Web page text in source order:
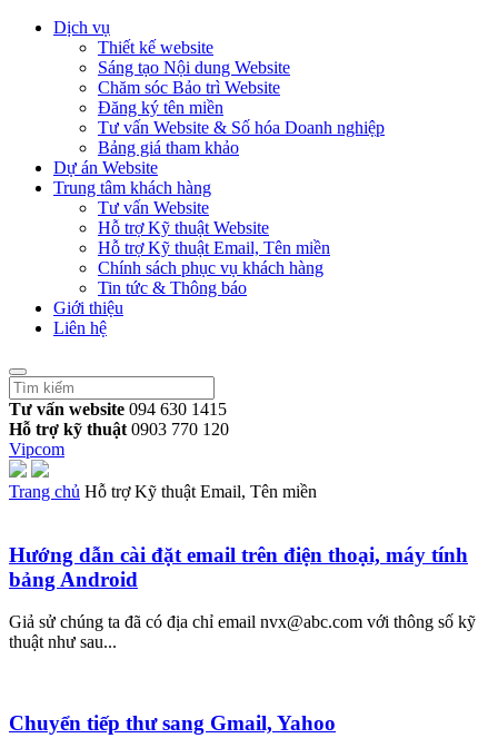
Dịch vụ
Thiết kế website
Sáng tạo Nội dung Website
Chăm sóc Bảo trì Website
Đăng ký tên miền
Tư vấn Website & Số hóa Doanh nghiệp
Bảng giá tham khảo
Dự án Website
Trung tâm khách hàng
Tư vấn Website
Hỗ trợ Kỹ thuật Website
Hỗ trợ Kỹ thuật Email, Tên miền
Chính sách phục vụ khách hàng
Tin tức & Thông báo
Giới thiệu
Liên hệ
Tư vấn website 094 630 1415
Hỗ trợ kỹ thuật 0903 770 120
Vipcom
Trang chủ Hỗ trợ Kỹ thuật Email, Tên miền
Hướng dẫn cài đặt email trên điện thoại, máy tính
bảng Android
Giả sử chúng ta đã có địa chỉ email nvx@abc.com với thông số kỹ
thuật như sau...
Chuyển tiếp thư sang Gmail, Yahoo